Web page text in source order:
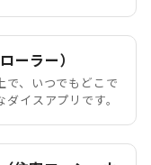
ーラー）
で、いつでもどこで
イスアプリです。